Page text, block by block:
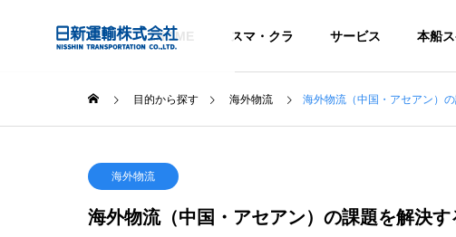
HOME スマ・クラ サービス 本船
目的から探す
目的から探す 海外物流 海外物流（中国・アセアン）
海外物流
海外物流（中国・アセアン）の課題を解決す